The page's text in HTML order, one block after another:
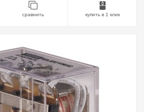
сравнить купить в 1 клик